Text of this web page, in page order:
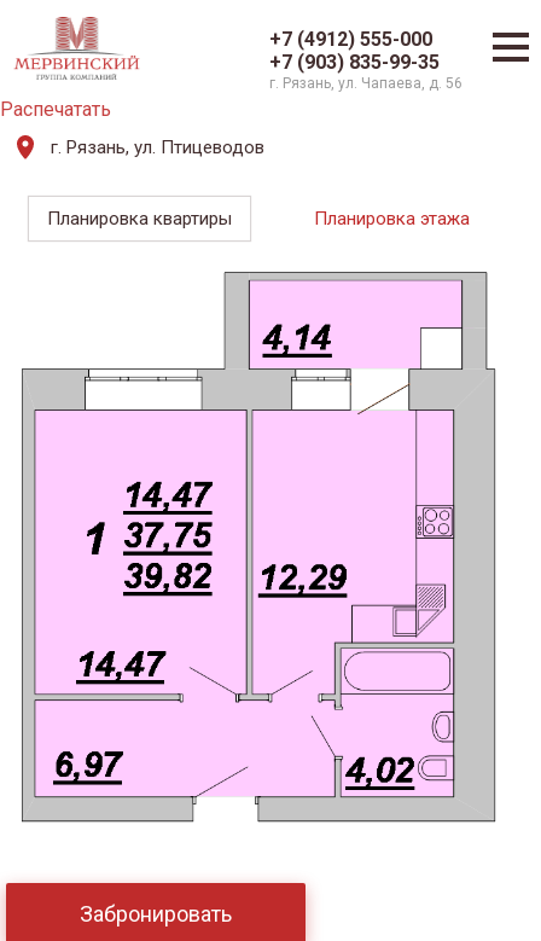
+7 (4912) 555-000
+7 (903) 835-99-35
г. Рязань, ул. Чапаева, д. 56
Распечатать
г. Рязань, ул. Птицеводов
Планировка квартиры Планировка этажа
Забронировать